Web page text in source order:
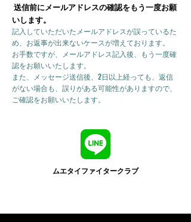
送信前にメールアドレスの確認をもう一度お願
いします。
記入していただいたメールアドレスが誤っているた
め、お返事が出来ないケースが増えております。
お手数ですが、メールアドレス記入後、もう一度確
認をお願いいたします。
また、メッセージ送信後、2日以上経っても、返信
がない場合も、誤りがある可能性がありますので、
ご確認をお願いいたします。
ムエタイファイタークラブ